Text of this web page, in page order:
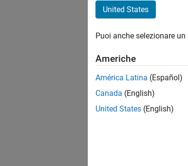
United States
Puoi anche selezionare
Americhe
América Latina (Español)
Canada (English)
United States (English)